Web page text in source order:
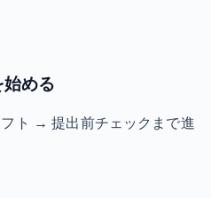
始める
ト → 提出前チェックまで進